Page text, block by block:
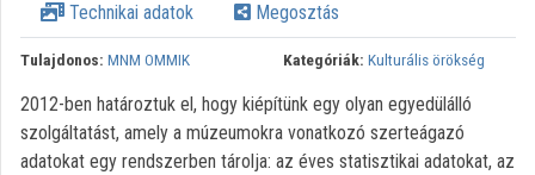
Technikai adatok Megosztás
Tulajdonos: MNM OMMIK Kategóriák: Kulturális örökség
2012-ben határoztuk el, hogy kiépítünk egy olyan egyedülálló
szolgáltatást, amely a múzeumokra vonatkozó szerteágazó
adatokat egy rendszerben tárolja: az éves statisztikai adatokat, az